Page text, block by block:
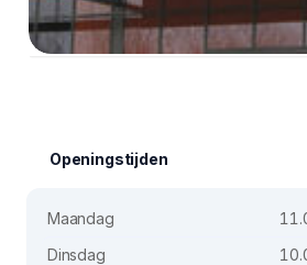
Openingstijden
Maandag
Dinsdag